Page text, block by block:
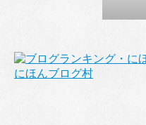
にほんブログ村